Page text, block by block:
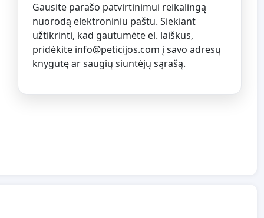
Gausite parašo patvirtinimui reikalingą
nuorodą elektroniniu paštu. Siekiant
užtikrinti, kad gautumėte el. laiškus,
pridėkite info@peticijos.com į savo adresų
knygutę ar saugių siuntėjų sąrašą.